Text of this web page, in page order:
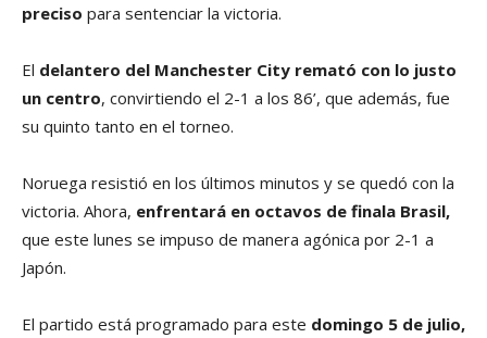
preciso para sentenciar la victoria.
El delantero del Manchester City remató con lo justo
un centro, convirtiendo el 2-1 a los 86’, que además, fue
su quinto tanto en el torneo.
Noruega resistió en los últimos minutos y se quedó con la
victoria. Ahora, enfrentará en octavos de finala Brasil,
que este lunes se impuso de manera agónica por 2-1 a
Japón.
El partido está programado para este domingo 5 de julio,